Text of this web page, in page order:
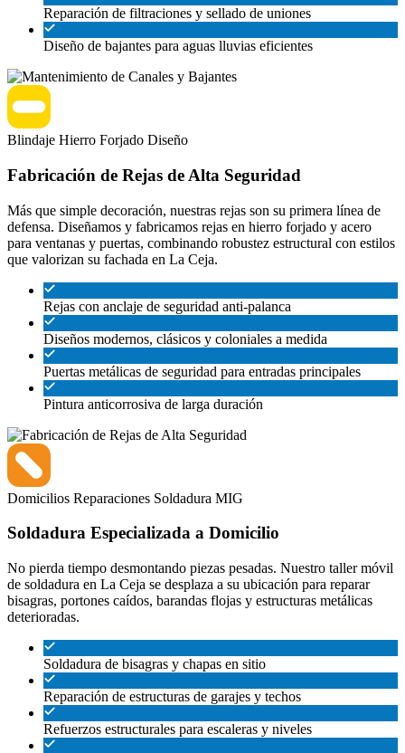
Reparación de filtraciones y sellado de uniones
Diseño de bajantes para aguas lluvias eficientes
Blindaje Hierro Forjado Diseño
Fabricación de Rejas de Alta Seguridad
Más que simple decoración, nuestras rejas son su primera línea de
defensa. Diseñamos y fabricamos rejas en hierro forjado y acero
para ventanas y puertas, combinando robustez estructural con estilos
que valorizan su fachada en La Ceja.
Rejas con anclaje de seguridad anti-palanca
Diseños modernos, clásicos y coloniales a medida
Puertas metálicas de seguridad para entradas principales
Pintura anticorrosiva de larga duración
Domicilios Reparaciones Soldadura MIG
Soldadura Especializada a Domicilio
No pierda tiempo desmontando piezas pesadas. Nuestro taller móvil
de soldadura en La Ceja se desplaza a su ubicación para reparar
bisagras, portones caídos, barandas flojas y estructuras metálicas
deterioradas.
Soldadura de bisagras y chapas en sitio
Reparación de estructuras de garajes y techos
Refuerzos estructurales para escaleras y niveles